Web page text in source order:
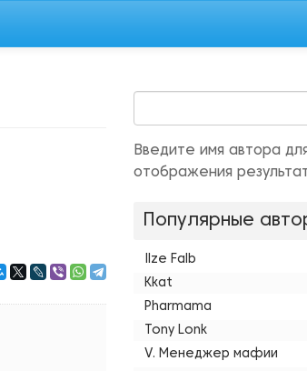
Введите имя автора для
отображения
Популярные
Ilze Falb
Kkat
Pharmama
Tony Lonk
V. Менеджер мафии